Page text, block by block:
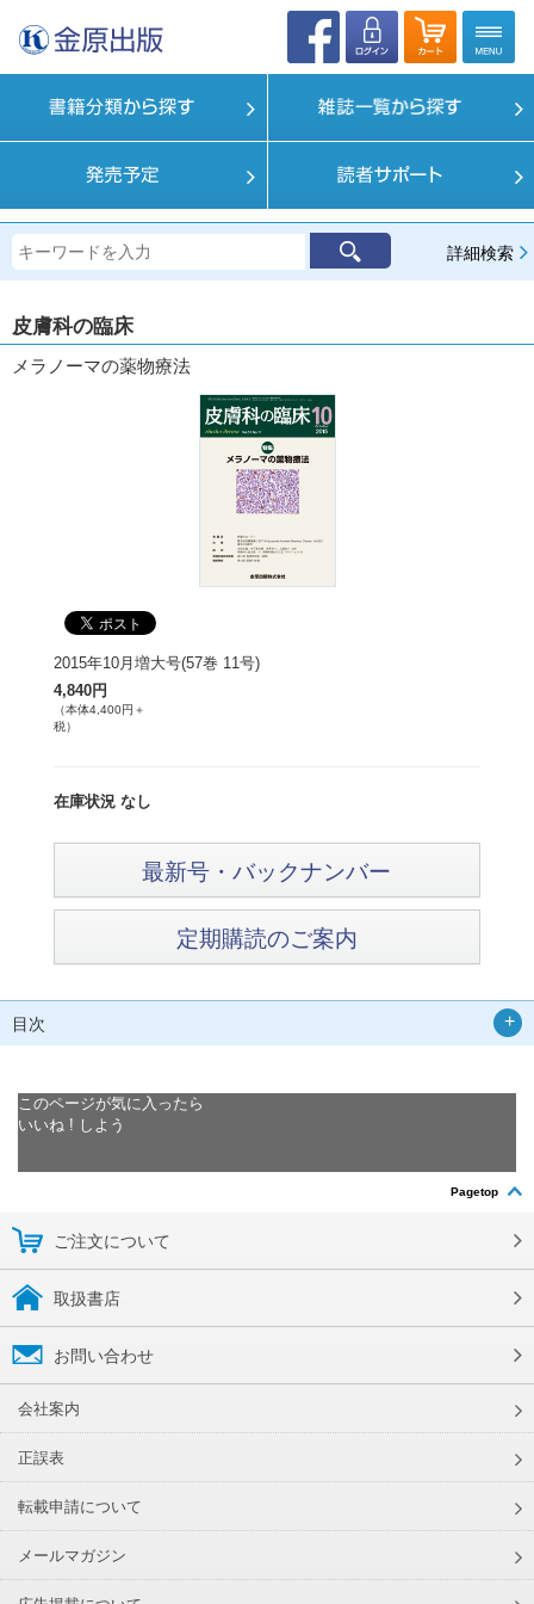
詳細検索
皮膚科の臨床
メラノーマの薬物療法
2015年10月増大号(57巻 11号)
4,840円
（本体4,400円＋
税）
在庫状況 なし
最新号・バックナンバー
定期購読のご案内
目次
このページが気に入ったら
いいね ! しよう
Pagetop
ご注文について
取扱書店
お問い合わせ
会社案内
正誤表
転載申請について
メールマガジン